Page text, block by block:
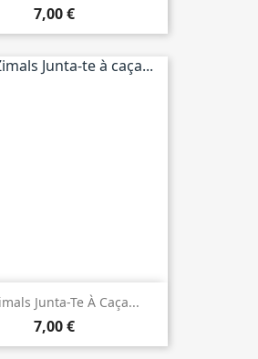
7,00 €
Junta-Te À Caça...
7,00 €